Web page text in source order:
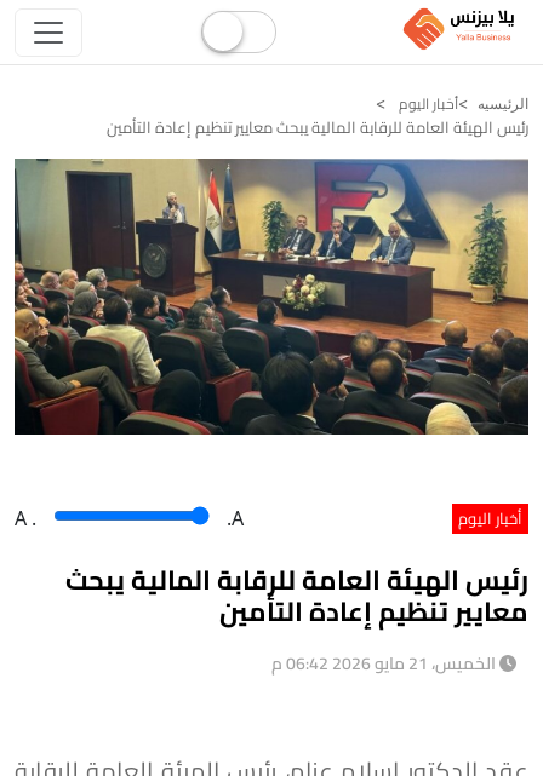
الرئيسيه أخبار اليوم
رئيس الهيئة العامة للرقابة المالية يبحث معايير تنظيم إعادة التأمين
أخبار اليوم A . .A
رئيس الهيئة العامة للرقابة المالية يبحث
معايير تنظيم إعادة التأمين
الخميس، 21 مايو 2026 06:42 م